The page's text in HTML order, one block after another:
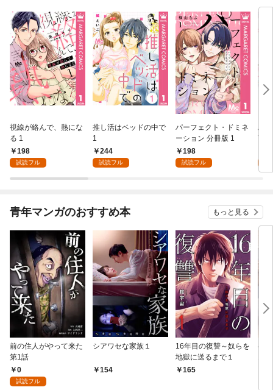
視線が絡んで、熱にな
る 1
198
試読フル
推し活はベッドの中で
1
244
試読フル
パーフェクト・ドミネ
ーション 分冊版 1
198
試読フル
ふ
言
青年マンガのおすすめ本 もっと見る
前の住人がやって来た
第1話
0
試読フル
シアワセな家族１
154
16年目の復讐～奴らを
地獄に送るまで１
165
ベ